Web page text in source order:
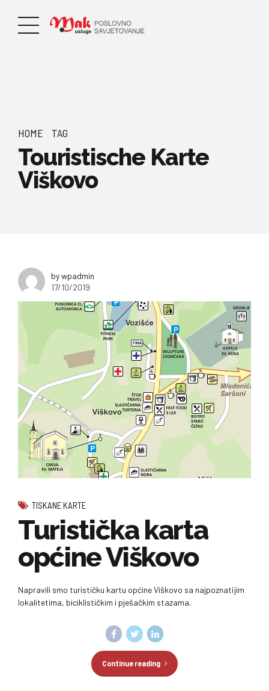
HOME TAG
Touristische Karte
Viškovo
by wpadmin
17/10/2019
TISKANE KARTE
Turistička karta
općine Viškovo
Napravili smo turističku kartu općine Viškovo sa najpoznatijim
lokalitetima, biciklističkim i pješačkim stazama.
Continue reading